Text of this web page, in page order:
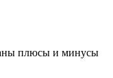
плюсы и минусы